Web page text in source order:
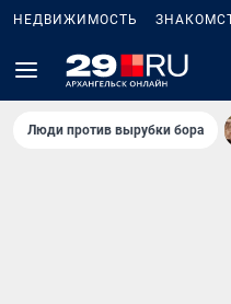
НЕДВИЖИМОСТЬ
Люди против вырубки бора